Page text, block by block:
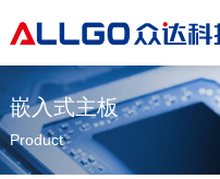
嵌入式主板
Product